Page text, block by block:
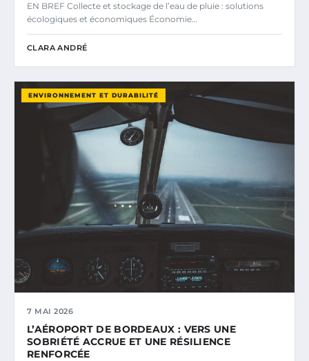
EN BREF Collecte et stockage de l’eau de pluie : solutions
écologiques et économiques Économie…
CLARA ANDRÉ
ENVIRONNEMENT ET DURABILITÉ
7 MAI 2026
L’AÉROPORT DE BORDEAUX : VERS UNE
SOBRIÉTÉ ACCRUE ET UNE RÉSILIENCE
RENFORCÉE